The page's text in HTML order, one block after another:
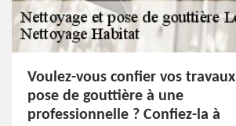
Voulez-vous confier vos travaux
pose de gouttière à une
professionnelle ? Confiez-la à